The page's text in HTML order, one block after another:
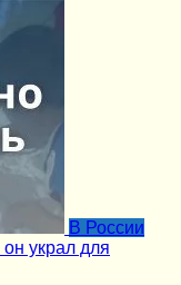
В России
украл для